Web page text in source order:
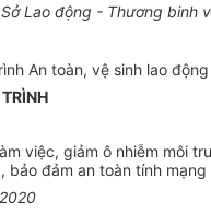
Lao động - Thương binh
An toàn, vệ sinh lao
việc, giảm ô nhiễm môi
bảo đảm an toàn tính